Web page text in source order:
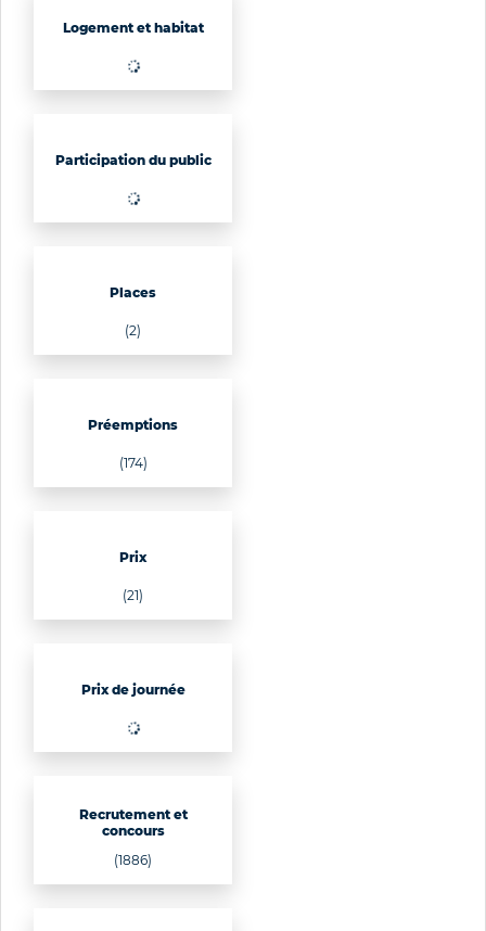
Logement et habitat
Participation du public
Places
(2)
Préemptions
(174)
Prix
(21)
Prix de journée
Recrutement et
concours
(1886)